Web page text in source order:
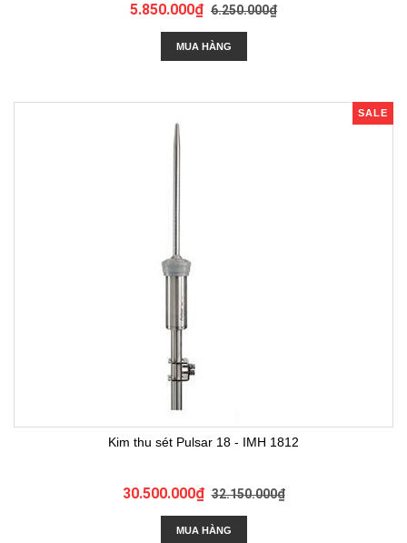
5.850.000₫ 6.250.000₫
MUA HÀNG
SALE
Kim thu sét Pulsar 18 - IMH 1812
30.500.000₫32.150.000₫
MUA HÀNG